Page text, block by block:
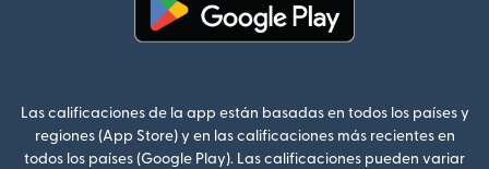
Las calificaciones de la app están basadas en todos los países y
regiones (App Store) y en las calificaciones más recientes en
todos los países (Google Play). Las calificaciones pueden variar